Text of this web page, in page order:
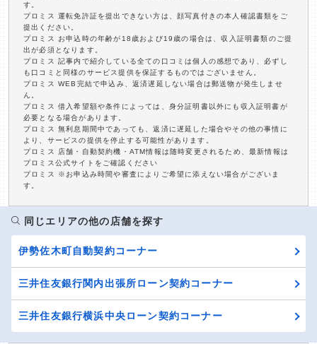
す。
プロミス 運転免許証を提出できない方は、顔写真付きの本人確認書類をご
提出ください。
プロミス お申込時の年齢が18歳および19歳の場合は、収入証明書類のご提
出が必須となります。
プロミス 記事内で紹介している全ての口コミは個人の感想であり、必ずし
も口コミと同様のサービス提供を保証するものではございません。
プロミス WEB完結で申込み、返済遅延しない場合は郵送物が発生しませ
ん。
プロミス 借入希望額や条件によっては、身分証明書以外にも収入証明書が
必要となる場合があります。
プロミス 無利息期間中であっても、返済に遅延した場合やその他の事情に
より、サービスの提供を停止する可能性があります。
プロミス 店舗・自動契約機・ATM情報は随時変更されるため、最新情報は
プロミス公式サイトをご確認ください
プロミス ※お申込み時間や審査によりご希望に添えない場合がございま
す。
同じエリアの他の店舗を探す
伊勢佐木町自動契約コーナー
三井住友銀行関内出張所ローン契約コーナー
三井住友銀行横浜中央ローン契約コーナー